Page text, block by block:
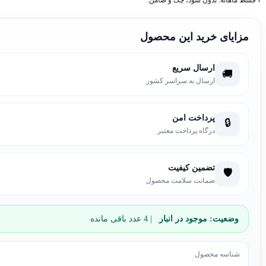
مزایای خرید این محصول
🚚 ارسال سریع
ارسال به سراسر کشور
🔒 پرداخت امن
درگاه پرداخت معتبر
🛡️ تضمین کیفیت
ضمانت سلامت محصول
وضعیت: موجود در انبار
شناسه محصول